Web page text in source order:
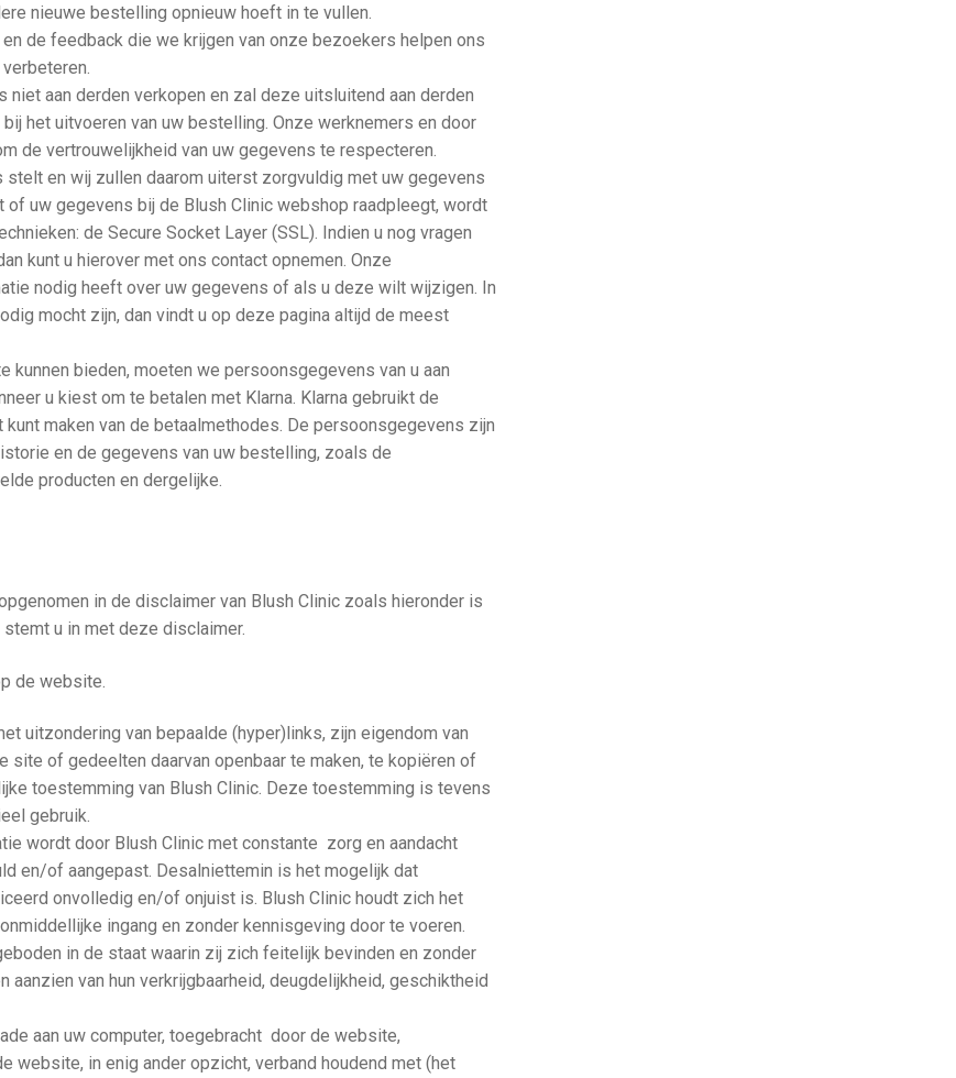
nieuwe bestelling opnieuw hoeft in te vullen.
de feedback die we krijgen van onze bezoekers helpen ons
aan derden verkopen en zal deze uitsluitend aan derden
het uitvoeren van uw bestelling. Onze werknemers en door
de vertrouwelijkheid van uw gegevens te respecteren.
stelt en wij zullen daarom uiterst zorgvuldig met uw gegevens
of uw gegevens bij de Blush Clinic webshop raadpleegt, wordt
de Secure Socket Layer (SSL). Indien u nog vragen
kunt u hierover met ons contact opnemen. Onze
nodig heeft over uw gegevens of als u deze wilt wijzigen. In
mocht zijn, dan vindt u op deze pagina altijd de meest
kunnen bieden, moeten we persoonsgegevens van u aan
u kiest om te betalen met Klarna. Klarna gebruikt de
maken van de betaalmethodes. De persoonsgegevens zijn
en de gegevens van uw bestelling, zoals de
producten en dergelijke.
in de disclaimer van Blush Clinic zoals hieronder is
u in met deze disclaimer.
de website.
uitzondering van bepaalde (hyper)links, zijn eigendom van
site of gedeelten daarvan openbaar te maken, te kopiëren of
toestemming van Blush Clinic. Deze toestemming is tevens
gebruik.
wordt door Blush Clinic met constante zorg en aandacht
en/of aangepast. Desalniettemin is het mogelijk dat
onvolledig en/of onjuist is. Blush Clinic houdt zich het
ingang en zonder kennisgeving door te voeren.
in de staat waarin zij zich feitelijk bevinden en zonder
van hun verkrijgbaarheid, deugdelijkheid, geschiktheid
aan uw computer, toegebracht door de website,
website, in enig ander opzicht, verband houdend met (het